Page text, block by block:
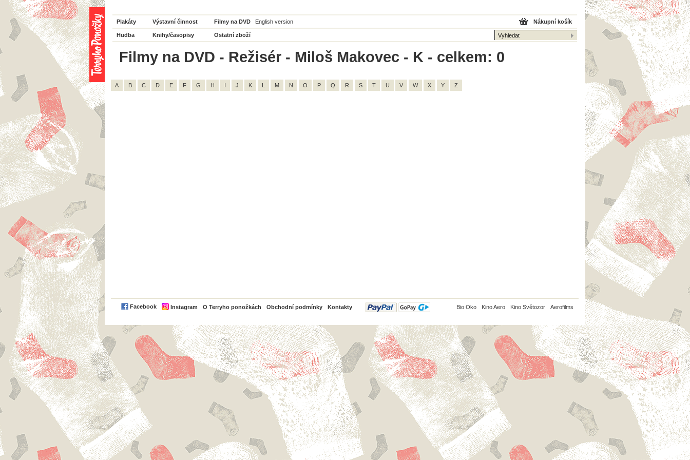
Plakáty Výstavní činnost Filmy na DVD English version
Hudba Knihy/časopisy Ostatní zboží
Nákupní košík
Filmy na DVD - Režisér - Miloš Makovec - K - celkem: 0
A B C D E F G H I J K L M N O P Q R S T U V W X Y Z
Facebook Instagram O Terryho ponožkách Obchodní podmínky Kontakty
PayPal Bio Oko Kino Aero Kino Světozor Aerofilms